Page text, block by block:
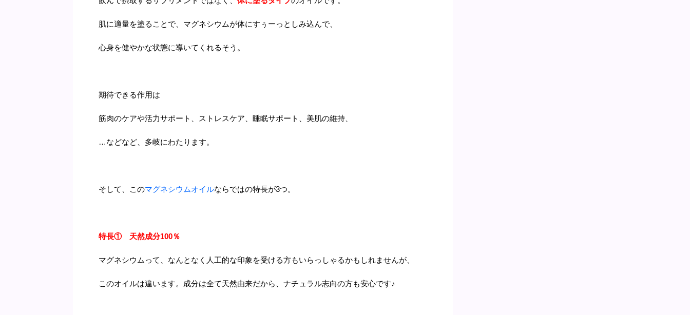
肌に適量を塗ることで、マグネシウムが体にすぅーっとしみ込んで、
心身を健やかな状態に導いてくれるそう。
期待できる作用は
筋肉のケアや活力サポート、ストレスケア、睡眠サポート、美肌の維持、
…などなど、多岐にわたります。
そして、このマグネシウムオイルならではの特長が3つ。
特長① 天然成分100％
マグネシウムって、なんとなく人工的な印象を受ける方もいらっしゃるかもしれませんが、
このオイルは違います。成分は全て天然由来だから、ナチュラル志向の方も安心です♪